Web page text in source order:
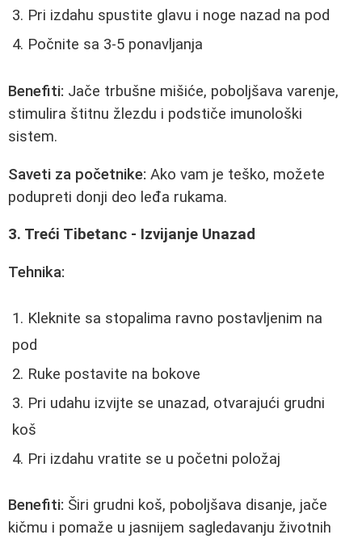
Pri izdahu spustite glavu i noge nazad na pod
Počnite sa 3-5 ponavljanja
Benefiti: Jače trbušne mišiće, poboljšava varenje,
stimulira štitnu žlezdu i podstiče imunološki
sistem.
Saveti za početnike: Ako vam je teško, možete
podupreti donji deo leđa rukama.
3. Treći Tibetanc - Izvijanje Unazad
Tehnika:
Kleknite sa stopalima ravno postavljenim na
pod
Ruke postavite na bokove
Pri udahu izvijte se unazad, otvarajući grudni
koš
Pri izdahu vratite se u početni položaj
Benefiti: Širi grudni koš, poboljšava disanje, jače
kičmu i pomaže u jasnijem sagledavanju životnih